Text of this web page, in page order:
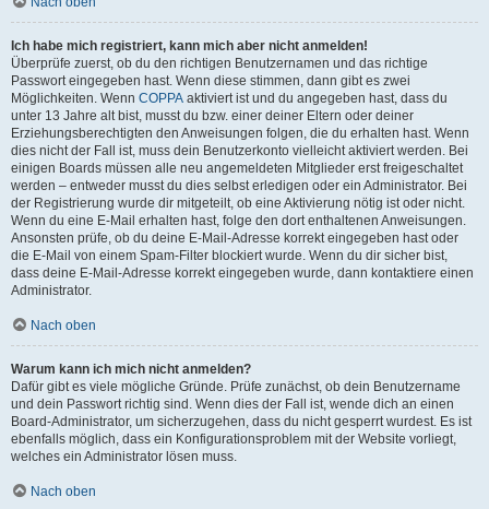
Ich habe mich registriert, kann mich aber nicht anmelden!
Überprüfe zuerst, ob du den richtigen Benutzernamen und das richtige
Passwort eingegeben hast. Wenn diese stimmen, dann gibt es zwei
Möglichkeiten. Wenn COPPA aktiviert ist und du angegeben hast, dass du
unter 13 Jahre alt bist, musst du bzw. einer deiner Eltern oder deiner
Erziehungsberechtigten den Anweisungen folgen, die du erhalten hast. Wenn
dies nicht der Fall ist, muss dein Benutzerkonto vielleicht aktiviert werden. Bei
einigen Boards müssen alle neu angemeldeten Mitglieder erst freigeschaltet
werden – entweder musst du dies selbst erledigen oder ein Administrator. Bei
der Registrierung wurde dir mitgeteilt, ob eine Aktivierung nötig ist oder nicht.
Wenn du eine E-Mail erhalten hast, folge den dort enthaltenen Anweisungen.
Ansonsten prüfe, ob du deine E-Mail-Adresse korrekt eingegeben hast oder
die E-Mail von einem Spam-Filter blockiert wurde. Wenn du dir sicher bist,
dass deine E-Mail-Adresse korrekt eingegeben wurde, dann kontaktiere einen
Administrator.
Nach oben
Warum kann ich mich nicht anmelden?
Dafür gibt es viele mögliche Gründe. Prüfe zunächst, ob dein Benutzername
und dein Passwort richtig sind. Wenn dies der Fall ist, wende dich an einen
Board-Administrator, um sicherzugehen, dass du nicht gesperrt wurdest. Es ist
ebenfalls möglich, dass ein Konfigurationsproblem mit der Website vorliegt,
welches ein Administrator lösen muss.
Nach oben